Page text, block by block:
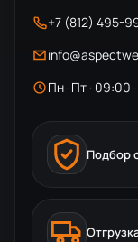
+7 (812) 495-
Пн–Пт ·
Подбор